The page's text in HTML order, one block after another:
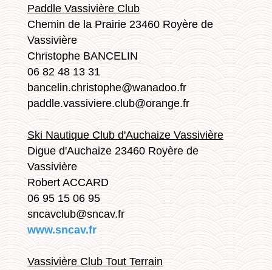
Paddle Vassivière Club
Chemin de la Prairie 23460 Royère de
Vassivière
Christophe BANCELIN
06 82 48 13 31
bancelin.christophe@wanadoo.fr
paddle.vassiviere.club@orange.fr
Ski Nautique Club d'Auchaize Vassivière
Digue d'Auchaize 23460 Royère de
Vassivière
Robert ACCARD
06 95 15 06 95
sncavclub@sncav.fr
www.sncav.fr
Vassivière Club Tout Terrain